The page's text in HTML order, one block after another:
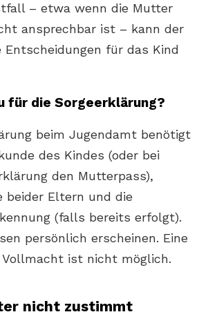
– etwa wenn die Mutter
ansprechbar ist – kann der
für das Kind
für die Sorgeerklärung?
beim Jugendamt benötigt
des Kindes (oder bei
den Mutterpass),
beider Eltern und die
(falls bereits erfolgt).
persönlich erscheinen. Eine
ist nicht möglich.
nicht zustimmt